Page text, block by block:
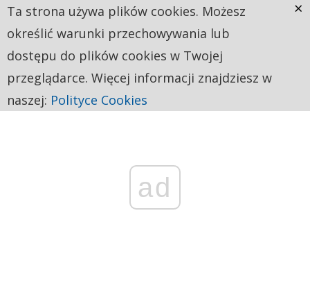
ad
Ta strona używa plików cookies. Możesz
określić warunki przechowywania lub
dostępu do plików cookies w Twojej
przeglądarce. Więcej informacji znajdziesz w
naszej: Polityce Cookies
×